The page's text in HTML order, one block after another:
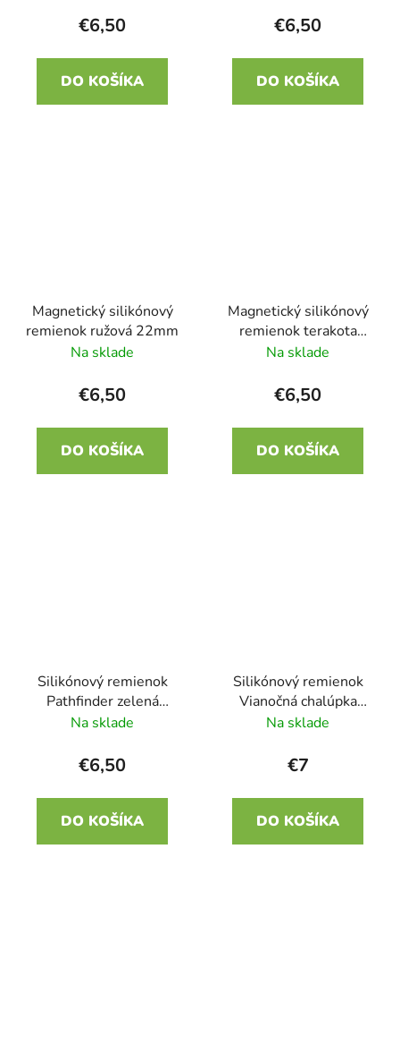
€6,50
DO KOŠÍKA
€6,50
DO KOŠÍKA
Magnetický silikónový
remienok ružová 22mm
Na sklade
€6,50
DO KOŠÍKA
Magnetický silikónový
remienok terakota
22mm
Na sklade
€6,50
DO KOŠÍKA
Silikónový remienok
Pathfinder zelená
22mm
Na sklade
€6,50
DO KOŠÍKA
Silikónový remienok
Vianočná chalúpka
22mm
Na sklade
€7
DO KOŠÍKA